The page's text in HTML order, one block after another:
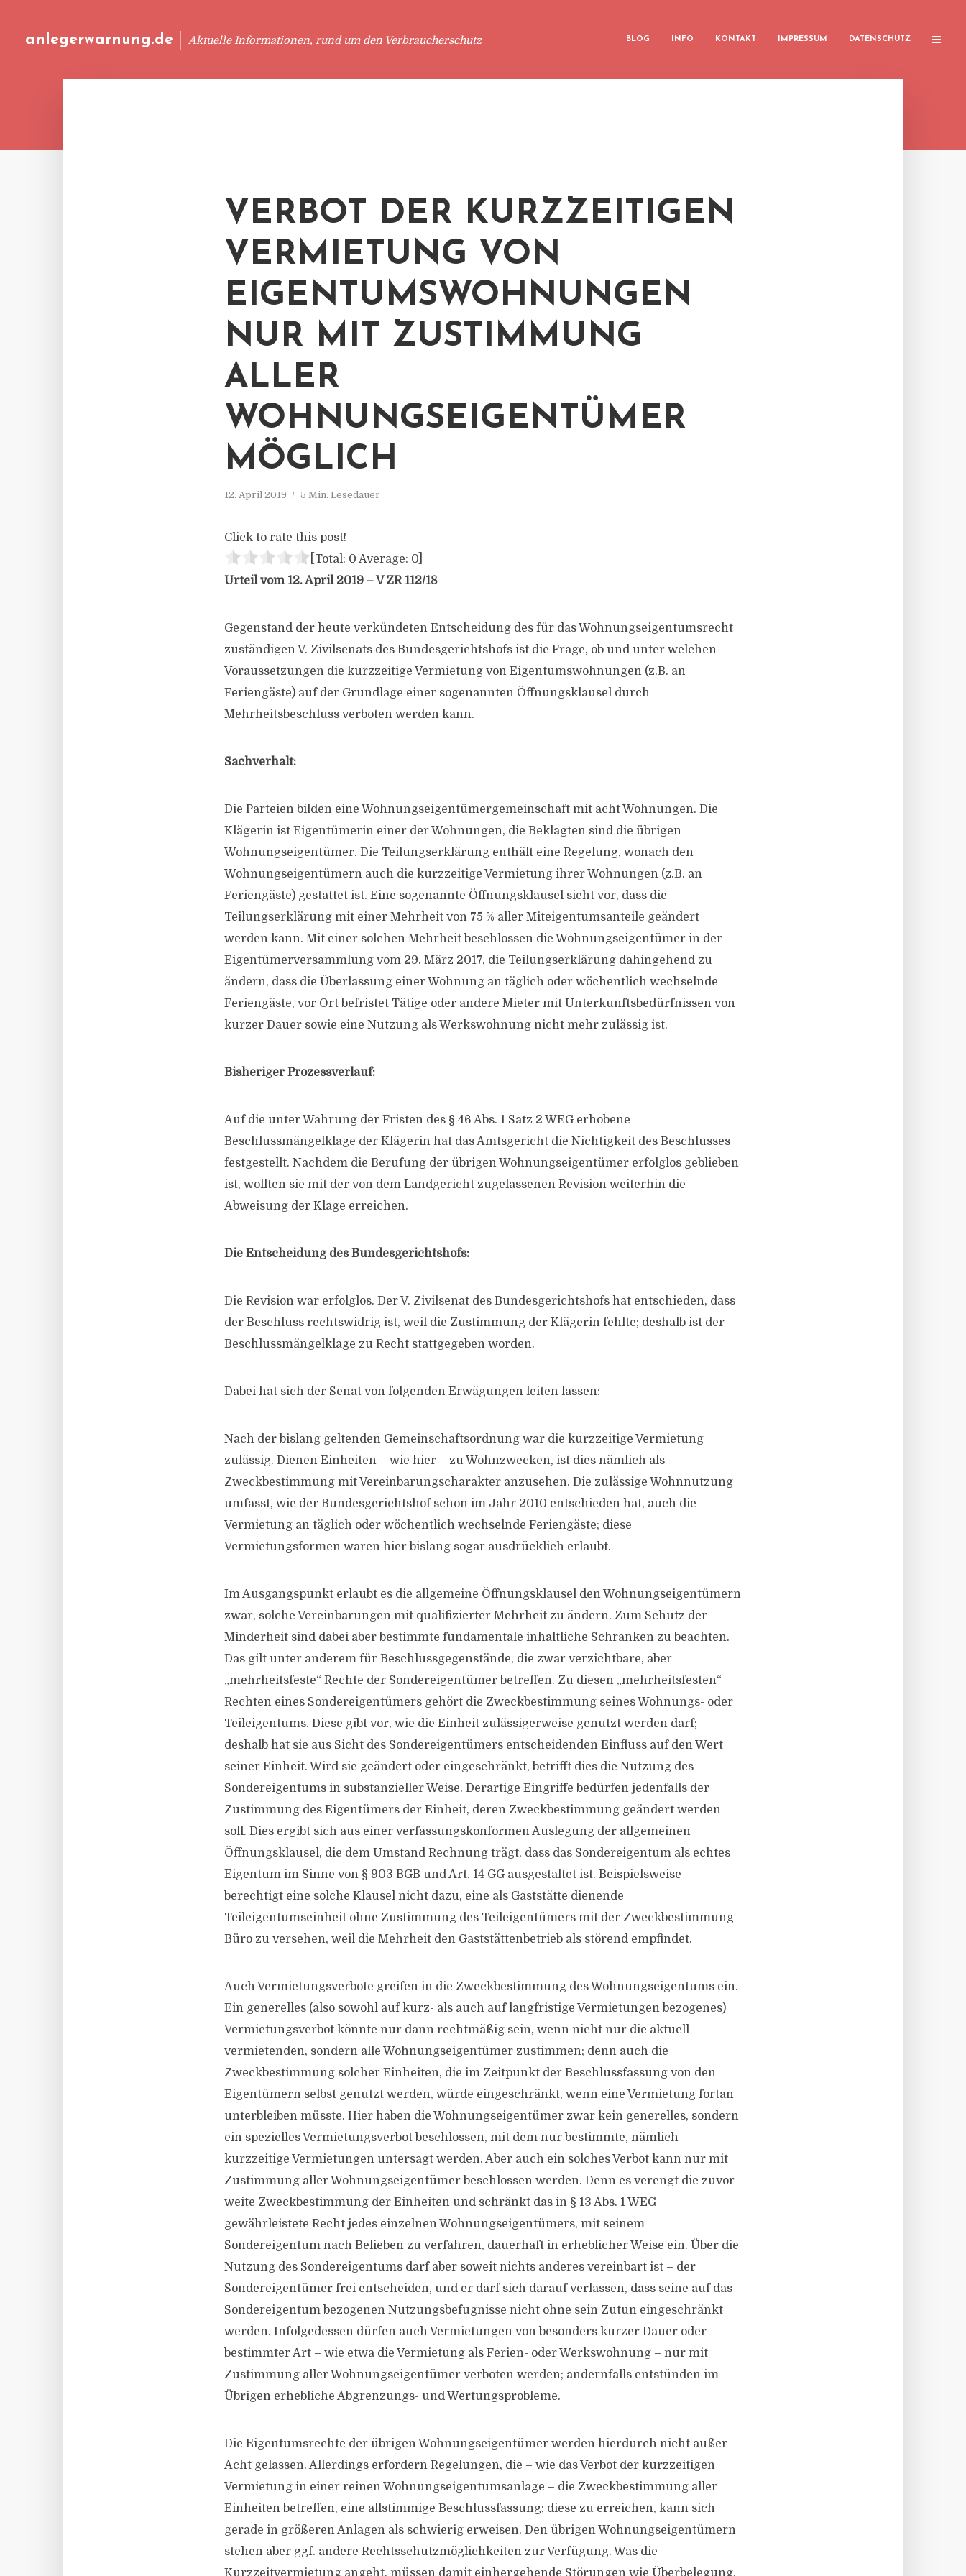
anlegerwarnung.de Aktuelle Informationen, rund um den Verbraucherschutz BLOG INFO KONTAKT IMPRESSUM DATENSCHUTZ
VERBOT DER KURZZEITIGEN
VERMIETUNG VON
EIGENTUMSWOHNUNGEN
NUR MIT ZUSTIMMUNG
ALLER
WOHNUNGSEIGENTÜMER
MÖGLICH
12. April 2019 5 Min. Lesedauer
Click to rate this post!
[Total: 0 Average: 0
Urteil vom 12. April 2019 – V ZR 112/18
Gegenstand der heute verkündeten Entscheidung des für das Wohnungseigentumsrecht
zuständigen V. Zivilsenats des Bundesgerichtshofs ist die Frage, ob und unter welchen
Voraussetzungen die kurzzeitige Vermietung von Eigentumswohnungen (z.B. an
Feriengäste) auf der Grundlage einer sogenannten Öffnungsklausel durch
Mehrheitsbeschluss verboten werden kann.
Sachverhalt:
Die Parteien bilden eine Wohnungseigentümergemeinschaft mit acht Wohnungen. Die
Klägerin ist Eigentümerin einer der Wohnungen, die Beklagten sind die übrigen
Wohnungseigentümer. Die Teilungserklärung enthält eine Regelung, wonach den
Wohnungseigentümern auch die kurzzeitige Vermietung ihrer Wohnungen (z.B. an
Feriengäste) gestattet ist. Eine sogenannte Öffnungsklausel sieht vor, dass die
Teilungserklärung mit einer Mehrheit von 75 % aller Miteigentumsanteile geändert
werden kann. Mit einer solchen Mehrheit beschlossen die Wohnungseigentümer in der
Eigentümerversammlung vom 29. März 2017, die Teilungserklärung dahingehend zu
ändern, dass die Überlassung einer Wohnung an täglich oder wöchentlich wechselnde
Feriengäste, vor Ort befristet Tätige oder andere Mieter mit Unterkunftsbedürfnissen von
kurzer Dauer sowie eine Nutzung als Werkswohnung nicht mehr zulässig ist.
Bisheriger Prozessverlauf:
Auf die unter Wahrung der Fristen des § 46 Abs. 1 Satz 2 WEG erhobene
Beschlussmängelklage der Klägerin hat das Amtsgericht die Nichtigkeit des Beschlusses
festgestellt. Nachdem die Berufung der übrigen Wohnungseigentümer erfolglos geblieben
ist, wollten sie mit der von dem Landgericht zugelassenen Revision weiterhin die
Abweisung der Klage erreichen.
Die Entscheidung des Bundesgerichtshofs:
Die Revision war erfolglos. Der V. Zivilsenat des Bundesgerichtshofs hat entschieden, dass
der Beschluss rechtswidrig ist, weil die Zustimmung der Klägerin fehlte; deshalb ist der
Beschlussmängelklage zu Recht stattgegeben worden.
Dabei hat sich der Senat von folgenden Erwägungen leiten lassen:
Nach der bislang geltenden Gemeinschaftsordnung war die kurzzeitige Vermietung
zulässig. Dienen Einheiten – wie hier – zu Wohnzwecken, ist dies nämlich als
Zweckbestimmung mit Vereinbarungscharakter anzusehen. Die zulässige Wohnnutzung
umfasst, wie der Bundesgerichtshof schon im Jahr 2010 entschieden hat, auch die
Vermietung an täglich oder wöchentlich wechselnde Feriengäste; diese
Vermietungsformen waren hier bislang sogar ausdrücklich erlaubt.
Im Ausgangspunkt erlaubt es die allgemeine Öffnungsklausel den Wohnungseigentümern
zwar, solche Vereinbarungen mit qualifizierter Mehrheit zu ändern. Zum Schutz der
Minderheit sind dabei aber bestimmte fundamentale inhaltliche Schranken zu beachten.
Das gilt unter anderem für Beschlussgegenstände, die zwar verzichtbare, aber
„mehrheitsfeste“ Rechte der Sondereigentümer betreffen. Zu diesen „mehrheitsfesten“
Rechten eines Sondereigentümers gehört die Zweckbestimmung seines Wohnungs- oder
Teileigentums. Diese gibt vor, wie die Einheit zulässigerweise genutzt werden darf;
deshalb hat sie aus Sicht des Sondereigentümers entscheidenden Einfluss auf den Wert
seiner Einheit. Wird sie geändert oder eingeschränkt, betrifft dies die Nutzung des
Sondereigentums in substanzieller Weise. Derartige Eingriffe bedürfen jedenfalls der
Zustimmung des Eigentümers der Einheit, deren Zweckbestimmung geändert werden
soll. Dies ergibt sich aus einer verfassungskonformen Auslegung der allgemeinen
Öffnungsklausel, die dem Umstand Rechnung trägt, dass das Sondereigentum als echtes
Eigentum im Sinne von § 903 BGB und Art. 14 GG ausgestaltet ist. Beispielsweise
berechtigt eine solche Klausel nicht dazu, eine als Gaststätte dienende
Teileigentumseinheit ohne Zustimmung des Teileigentümers mit der Zweckbestimmung
Büro zu versehen, weil die Mehrheit den Gaststättenbetrieb als störend empfindet.
Auch Vermietungsverbote greifen in die Zweckbestimmung des Wohnungseigentums ein.
Ein generelles (also sowohl auf kurz- als auch auf langfristige Vermietungen bezogenes)
Vermietungsverbot könnte nur dann rechtmäßig sein, wenn nicht nur die aktuell
vermietenden, sondern alle Wohnungseigentümer zustimmen; denn auch die
Zweckbestimmung solcher Einheiten, die im Zeitpunkt der Beschlussfassung von den
Eigentümern selbst genutzt werden, würde eingeschränkt, wenn eine Vermietung fortan
unterbleiben müsste. Hier haben die Wohnungseigentümer zwar kein generelles, sondern
ein spezielles Vermietungsverbot beschlossen, mit dem nur bestimmte, nämlich
kurzzeitige Vermietungen untersagt werden. Aber auch ein solches Verbot kann nur mit
Zustimmung aller Wohnungseigentümer beschlossen werden. Denn es verengt die zuvor
weite Zweckbestimmung der Einheiten und schränkt das in § 13 Abs. 1 WEG
gewährleistete Recht jedes einzelnen Wohnungseigentümers, mit seinem
Sondereigentum nach Belieben zu verfahren, dauerhaft in erheblicher Weise ein. Über die
Nutzung des Sondereigentums darf aber soweit nichts anderes vereinbart ist – der
Sondereigentümer frei entscheiden, und er darf sich darauf verlassen, dass seine auf das
Sondereigentum bezogenen Nutzungsbefugnisse nicht ohne sein Zutun eingeschränkt
werden. Infolgedessen dürfen auch Vermietungen von besonders kurzer Dauer oder
bestimmter Art – wie etwa die Vermietung als Ferien- oder Werkswohnung – nur mit
Zustimmung aller Wohnungseigentümer verboten werden; andernfalls entstünden im
Übrigen erhebliche Abgrenzungs- und Wertungsprobleme.
Die Eigentumsrechte der übrigen Wohnungseigentümer werden hierdurch nicht außer
Acht gelassen. Allerdings erfordern Regelungen, die – wie das Verbot der kurzzeitigen
Vermietung in einer reinen Wohnungseigentumsanlage – die Zweckbestimmung aller
Einheiten betreffen, eine allstimmige Beschlussfassung; diese zu erreichen, kann sich
gerade in größeren Anlagen als schwierig erweisen. Den übrigen Wohnungseigentümern
stehen aber ggf. andere Rechtsschutzmöglichkeiten zur Verfügung. Was die
Kurzzeitvermietung angeht, müssen damit einhergehende Störungen wie Überbelegung,